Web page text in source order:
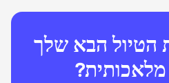
הטיול הבא שלך